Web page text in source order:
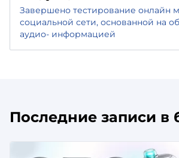
Завершено тестирование онлайн
социальной сети, основанной на
аудио- информацией
Последние записи в